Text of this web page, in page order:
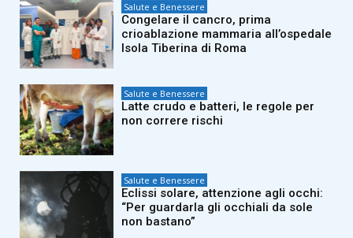
Salute e Benessere
Congelare il cancro, prima
crioablazione mammaria all’ospedale
Isola Tiberina di Roma
Salute e Benessere
Latte crudo e batteri, le regole per
non correre rischi
Salute e Benessere
Eclissi solare, attenzione agli occhi:
“Per guardarla gli occhiali da sole
non bastano”